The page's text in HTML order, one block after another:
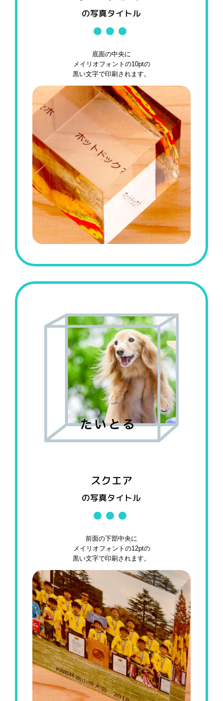
の写真タイトル
底面の中央に
メイリオフォントの10ptの
黒い文字で印刷されます。
スクエア
の写真タイトル
前面の下部中央に
メイリオフォントの12ptの
黒い文字で印刷されます。